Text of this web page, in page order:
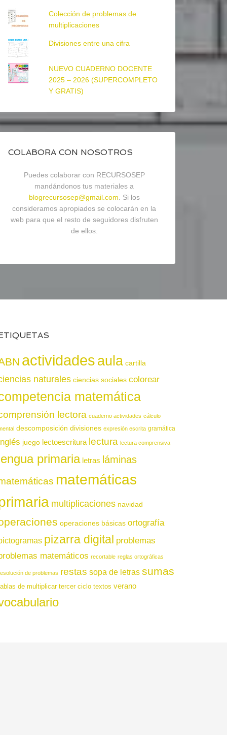
Colección de problemas de
multiplicaciones
Divisiones entre una cifra
NUEVO CUADERNO DOCENTE
2025 – 2026 (SUPERCOMPLETO
Y GRATIS)
COLABORA CON NOSOTROS
Puedes colaborar con RECURSOSEP
mandándonos tus materiales a
blogrecursosep@gmail.com . Si los
consideramos apropiados se colocarán en la
web para que el resto de seguidores disfruten
de ellos.
actividadesaula cartilla
naturales ciencias sociales colorear
matemática
lectora cuaderno actividades cálculo
descomposición divisiones expresión escrita gramática
juego lectoescritura lectura lectura comprensiva
primaria letras láminas
matemáticas
multiplicaciones navidad
operaciones básicas ortografía
pizarra digital problemas
matemáticos recortable reglas ortográficas
de problemas restas sopa de letras sumas
de multiplicar tercer ciclo textos verano